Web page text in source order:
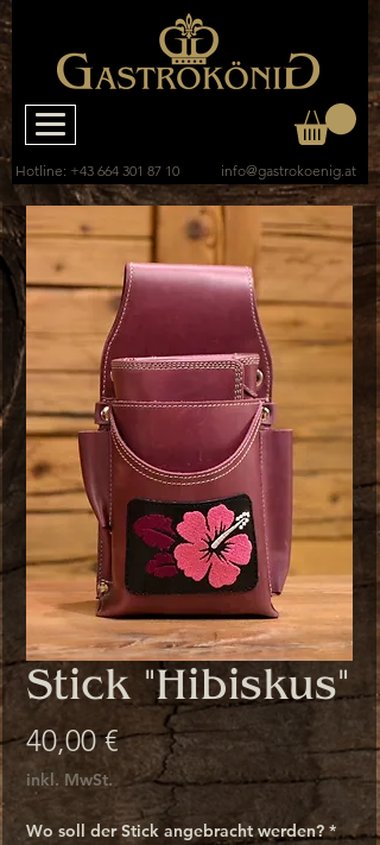
Hotline: +43 664 301 87 10 info@gastrokoenig.at
Stick "Hibiskus"
40,00 €Preis
inkl. MwSt.
Wo soll der Stick angebracht werden? *